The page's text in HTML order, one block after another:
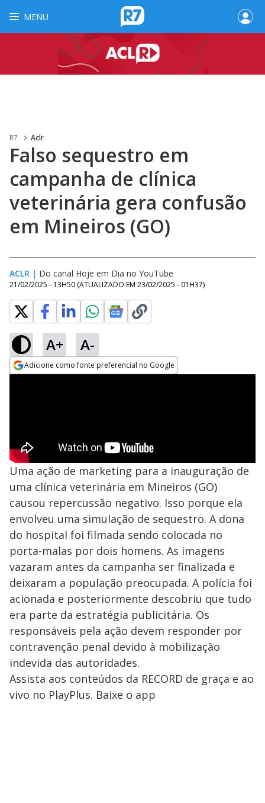
MENU
R7 Aclr
Falso sequestro em
campanha de clínica
veterinária gera confusão
em Mineiros (GO)
ACLR | Do canal Hoje em Dia no YouTube
21/02/2025 - 13H50 (ATUALIZADO EM 23/02/2025 - 01H37)
A+ A-
Adicione como fonte preferencial no Google
Uma ação de marketing para a inauguração de
uma clínica veterinária em Mineiros (GO)
causou repercussão negativo. Isso porque ela
envolveu uma simulação de sequestro. A dona
do hospital foi filmada sendo colocada no
porta-malas por dois homens. As imagens
vazaram antes da campanha ser finalizada e
deixaram a população preocupada. A polícia foi
acionada e posteriormente descobriu que tudo
era parte da estratégia publicitária. Os
responsáveis pela ação devem responder por
contravenção penal devido à mobilização
indevida das autoridades.
Assista aos conteúdos da RECORD de graça e ao
vivo no PlayPlus. Baixe o app